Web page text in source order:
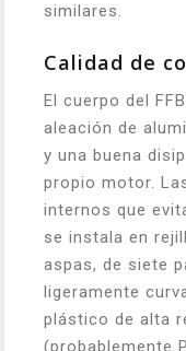
similares.
Calidad de
El cuerpo del
aleación de
y una buena
propio motor.
internos que
se instala en
aspas, de siete
ligeramente
plástico de alta
(probablemente